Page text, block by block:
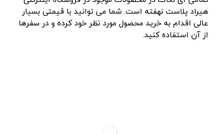
هیراد پلاست نهفته است. شما می توانید با قیمتی بسیار
عالی اقدام به خرید محصول مورد نظر خود کرده و در سفرها
از آن استفاده کنید.